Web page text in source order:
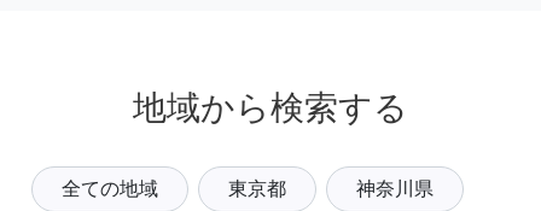
地域から検索する
全ての地域 東京都 神奈川県